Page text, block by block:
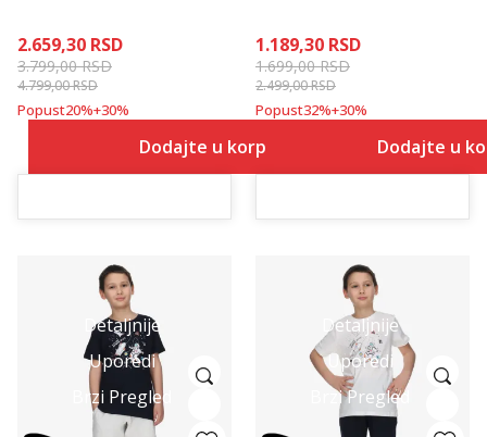
2.659,30 RSD
3.799,00RSD
4.799,00RSD
Popust20%+30%
Dodajte u korpu
1.189,30 RSD
1.699,00RSD
2.499,00RSD
Popust32%+30%
Dodajte u
Detaljnije
Uporedi
Brzi Pregled
Detaljnije
Uporedi
Brzi Pregled